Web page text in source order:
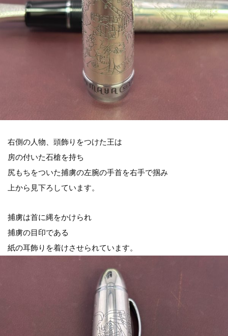
右側の人物、頭飾りをつけた王は
房の付いた石槍を持ち
尻もちをついた捕虜の左腕の手首を右手で掴み
上から見下ろしています。
捕虜は首に縄をかけられ
捕虜の目印である
紙の耳飾りを着けさせられています。